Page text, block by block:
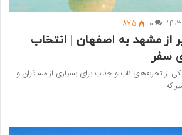
0
875
از مشهد به اصفهان | انتخاب
سفر
از تجربه‌های ناب و جذاب برای بسیاری از مسافران و
که…